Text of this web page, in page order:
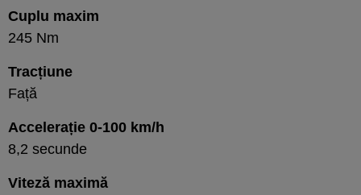
Cuplu maxim
245 Nm
Tracțiune
Față
Accelerație 0-100 km/h
8,2 secunde
Viteză maximă